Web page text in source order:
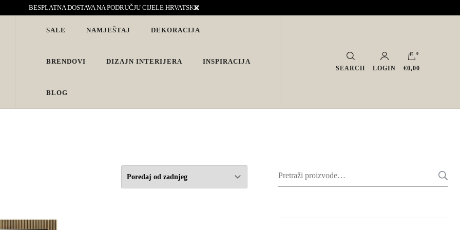
BESPLATNA DOSTAVA NA PODRUČJU CIJELE HRVATSKE
Interijeri s karakterom
SALE NAMJEŠTAJ DEKORACIJA
BRENDOVI DIZAJN INTERIJERA INSPIRACIJA
BLOG
SEARCH LOGIN
0
€0,00
Pretraži: